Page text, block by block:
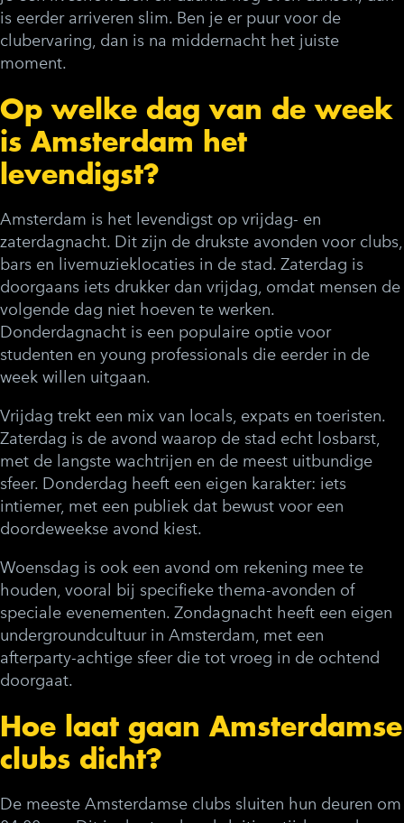
is eerder arriveren slim. Ben je er puur voor de
clubervaring, dan is na middernacht het juiste
moment.
Op welke dag van de week
is Amsterdam het
levendigst?
Amsterdam is het levendigst op vrijdag- en
zaterdagnacht. Dit zijn de drukste avonden voor clubs,
bars en livemuzieklocaties in de stad. Zaterdag is
doorgaans iets drukker dan vrijdag, omdat mensen de
volgende dag niet hoeven te werken.
Donderdagnacht is een populaire optie voor
studenten en young professionals die eerder in de
week willen uitgaan.
Vrijdag trekt een mix van locals, expats en toeristen.
Zaterdag is de avond waarop de stad echt losbarst,
met de langste wachtrijen en de meest uitbundige
sfeer. Donderdag heeft een eigen karakter: iets
intiemer, met een publiek dat bewust voor een
doordeweekse avond kiest.
Woensdag is ook een avond om rekening mee te
houden, vooral bij specifieke thema-avonden of
speciale evenementen. Zondagnacht heeft een eigen
undergroundcultuur in Amsterdam, met een
afterparty-achtige sfeer die tot vroeg in de ochtend
doorgaat.
Hoe laat gaan Amsterdamse
clubs dicht?
De meeste Amsterdamse clubs sluiten hun deuren om